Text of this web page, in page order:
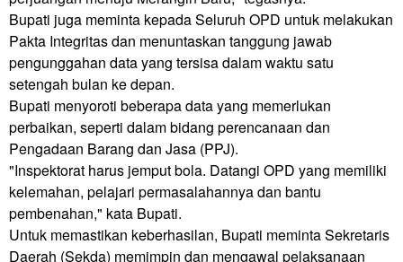
Bupati juga meminta kepada Seluruh OPD untuk melakukan
Pakta Integritas dan menuntaskan tanggung jawab
pengunggahan data yang tersisa dalam waktu satu
setengah bulan ke depan.
Bupati menyoroti beberapa data yang memerlukan
perbaikan, seperti dalam bidang perencanaan dan
Pengadaan Barang dan Jasa (PPJ).
"Inspektorat harus jemput bola. Datangi OPD yang memiliki
kelemahan, pelajari permasalahannya dan bantu
pembenahan," kata Bupati.
Untuk memastikan keberhasilan, Bupati meminta Sekretaris
Daerah (Sekda) memimpin dan mengawal pelaksanaan